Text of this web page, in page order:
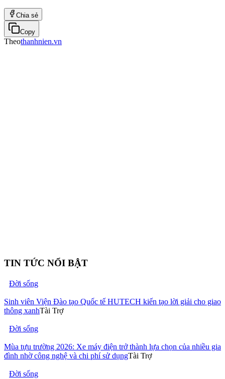
Chia sẻ
Copy
Theothanhnien.vn
TIN TỨC NỔI BẬT
Đời sống
Sinh viên Viện Đào tạo Quốc tế HUTECH kiến tạo lời giải cho giao
thông xanhTài Trợ
Đời sống
Mùa tựu trường 2026: Xe máy điện trở thành lựa chọn của nhiều gia
đình nhờ công nghệ và chi phí sử dụngTài Trợ
Đời sống